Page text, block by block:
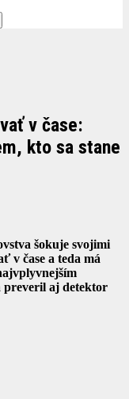
v čase:
kto sa stane
šokuje svojimi
v čase a teda má
preveril aj detektor